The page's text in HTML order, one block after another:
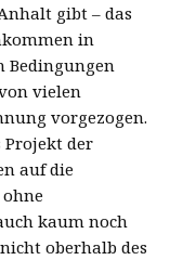
gibt – das
in
Bedingungen
vielen
vorgezogen.
Projekt der
auf die
ohne
kaum noch
oberhalb des